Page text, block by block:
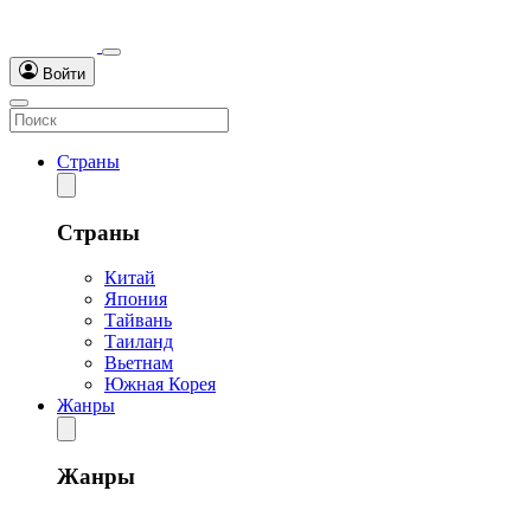
Войти
Страны
Страны
Китай
Япония
Тайвань
Таиланд
Вьетнам
Южная Корея
Жанры
Жанры